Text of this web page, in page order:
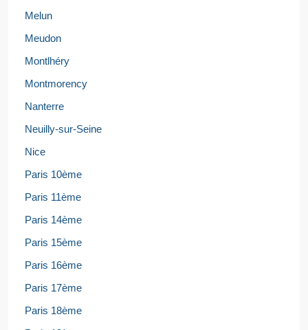
Melun
Meudon
Montlhéry
Montmorency
Nanterre
Neuilly-sur-Seine
Nice
Paris 10ème
Paris 11ème
Paris 14ème
Paris 15ème
Paris 16ème
Paris 17ème
Paris 18ème